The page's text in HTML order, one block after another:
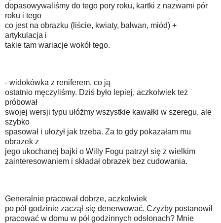
dopasowywaliśmy do tego pory roku, kartki z nazwami pór
roku i tego
co jest na obrazku (liście, kwiaty, bałwan, miód) +
artykulacja i
takie tam wariacje wokół tego.
- widokówka z reniferem, co ją
ostatnio męczyliśmy. Dziś było lepiej, aczkolwiek też
próbował
swojej wersji typu ułóżmy wszystkie kawałki w szeregu, ale
szybko
spasował i ułożył jak trzeba. Za to gdy pokazałam mu
obrazek z
jego ukochanej bajki o Willy Fogu patrzył się z wielkim
zainteresowaniem i składał obrazek bez cudowania.
Generalnie pracował dobrze, aczkolwiek
po pół godzinie zaczął się denerwować. Czyżby postanowił
pracować w domu w pół godzinnych odsłonach? Mnie